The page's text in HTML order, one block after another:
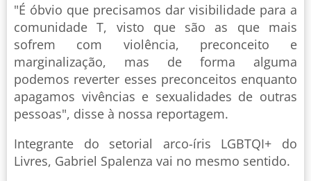
"É óbvio que precisamos dar visibilidade para a
comunidade T, visto que são as que mais
sofrem com violência, preconceito e
marginalização, mas de forma alguma
podemos reverter esses preconceitos enquanto
apagamos vivências e sexualidades de outras
pessoas", disse à nossa reportagem.
Integrante do setorial arco-íris LGBTQI+ do
Livres, Gabriel Spalenza vai no mesmo sentido.